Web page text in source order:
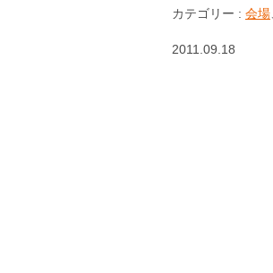
カテゴリー : 会場
2011.09.18